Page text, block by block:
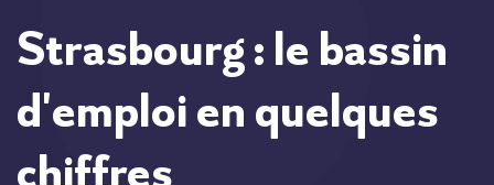
Strasbourg : le bassin
d'emploi en quelques
chiffres